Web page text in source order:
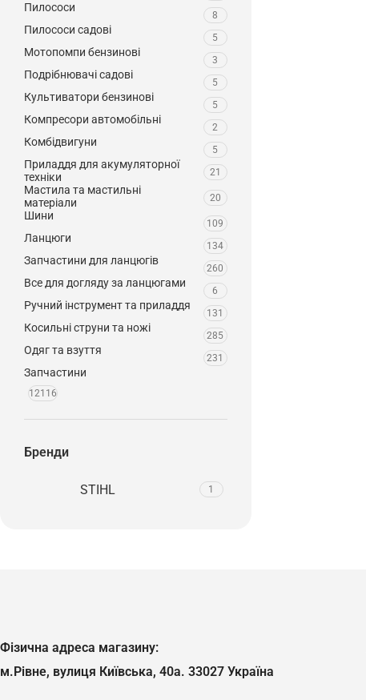
Пилососи
8
Пилососи садові
5
Мотопомпи бензинові
3
Подрібнювачі садові
5
Культиватори бензинові
5
Компресори автомобільні
2
Комбідвигуни
5
Приладдя для акумуляторної
техніки
21
Мастила та мастильні
матеріали
20
Шини
109
Ланцюги
134
Запчастини для ланцюгів
260
Все для догляду за ланцюгами
6
Ручний інструмент та приладдя
131
Косильні струни та ножі
285
Одяг та взуття
231
Запчастини
12116
Бренди
STIHL 1
Фізична адреса магазину:
м.Рівне, вулиця Київська, 40а. 33027 Україна